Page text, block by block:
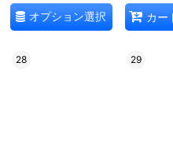
オプション選択 カー
28 29